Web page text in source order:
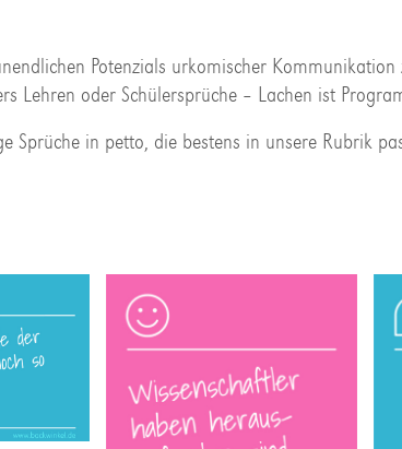
Potenzials urkomischer
Lehren oder Schülersprüche – Lachen ist
Sprüche in petto, die bestens in unsere Rubrik